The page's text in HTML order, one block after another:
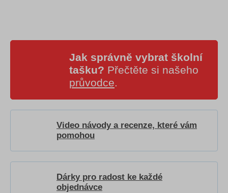
Jak správně vybrat školní
tašku? Přečtěte si našeho
průvodce.
Video návody a recenze, které vám
pomohou
Dárky pro radost ke každé
objednávce